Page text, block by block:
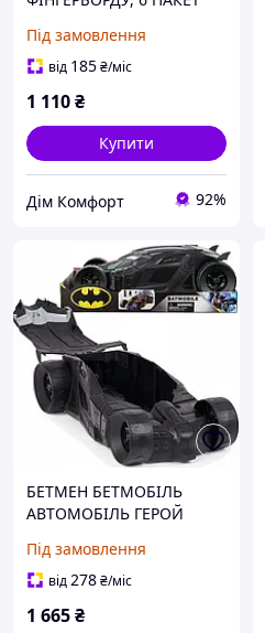
+ АКСЕСУАРИ
Під замовлення
від 185₴/міс
1 110₴
Купити
Дім Комфорт 92%
БЕТМЕН БЕТМОБІЛЬ
АВТОМОБІЛЬ ГЕРОЙ
COMICS
Під замовлення
від278₴/міс
1 665₴